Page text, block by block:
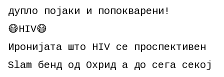
дупло појаки и попокварени!
😷HIV😷
Иронијата што HIV се проспективен
Slam бенд од Охрид а до сега секој